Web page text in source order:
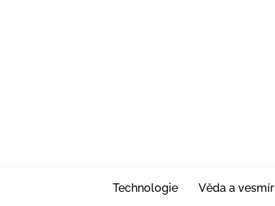
Technologie Věda a vesmír